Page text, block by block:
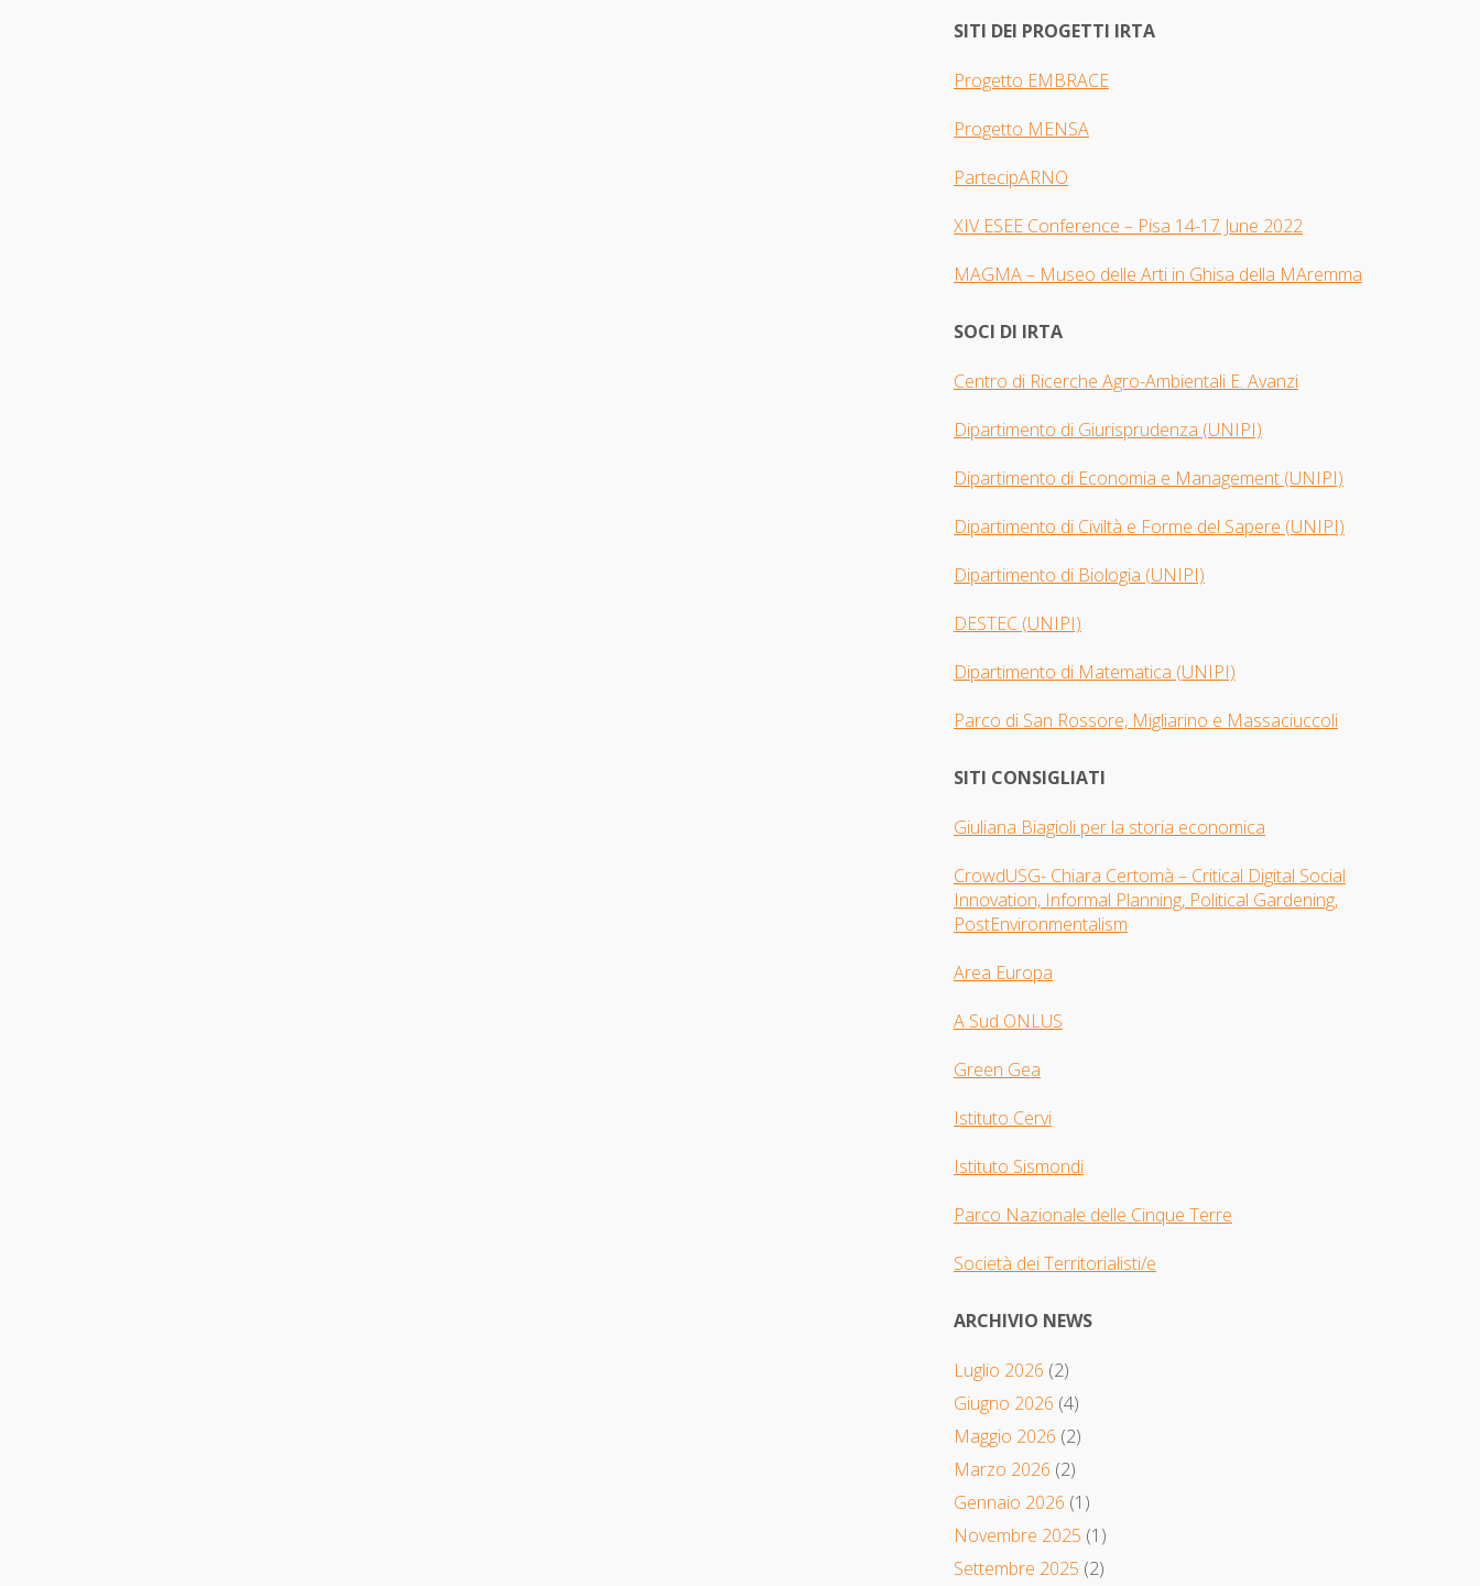
SITI DEI PROGETTI IRTA
Progetto EMBRACE
Progetto MENSA
PartecipARNO
XIV ESEE Conference – Pisa 14-17 June 2022
MAGMA – Museo delle Arti in Ghisa della MAremma
SOCI DI IRTA
Centro di Ricerche Agro-Ambientali E. Avanzi
Dipartimento di Giurisprudenza (UNIPI​)
Dipartimento di Economia e Management (UNIPI)
Dipartimento di Civiltà e Forme del Sapere (UNIPI)
Dipartimento di Biologia (UNIPI)
DESTEC (UNIPI)
Dipartimento di Matematica (UNIPI)
Parco di San Rossore, Migliarino e Massaciuccoli
SITI CONSIGLIATI
Giuliana Biagioli per la storia economica
CrowdUSG- Chiara Certomà – Critical Digital Social
Innovation, Informal Planning, Political Gardening,
PostEnvironmentalism
Area Europa
A Sud ONLUS
Green Gea
Istituto Cervi
Istituto Sismondi
Parco Nazionale delle Cinque Terre
Società dei Territorialisti/e
ARCHIVIO NEWS
Luglio 2026 (2)
Giugno 2026 (4)
Maggio 2026 (2)
Marzo 2026 (2)
Gennaio 2026 (1)
Novembre 2025 (1)
Settembre 2025 (2)